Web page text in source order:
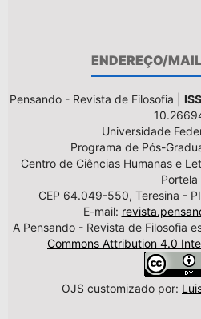
ENDEREÇO/
Pensando - Revista de Filosofia |
Universidade
Programa de Pós-
Centro de Ciências Humanas e
Portela
CEP 64.049-550, Teresina -
E-mail:
A Pensando - Revista de Filosofia
Commons Attribution 4.0
OJS customizado por: